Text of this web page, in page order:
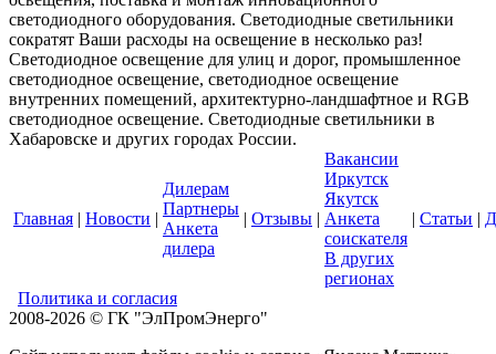
светодиодного оборудования. Светодиодные светильники
сократят Ваши расходы на освещение в несколько раз!
Светодиодное освещение для улиц и дорог, промышленное
светодиодное освещение, светодиодное освещение
внутренних помещений, архитектурно-ландшафтное и RGB
светодиодное освещение. Светодиодные светильники в
Хабаровске и других городах России.
Главная | Новости |
Дилерам
Партнеры
Анкета
дилера
| Отзывы |
Вакансии
Иркутск
Якутск
Анкета
соискателя
В других
регионах
| Статьи |
Политика и согласия
2008-2026 © ГК "ЭлПромЭнерго"